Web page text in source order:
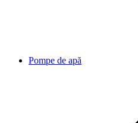
Pompe de apă